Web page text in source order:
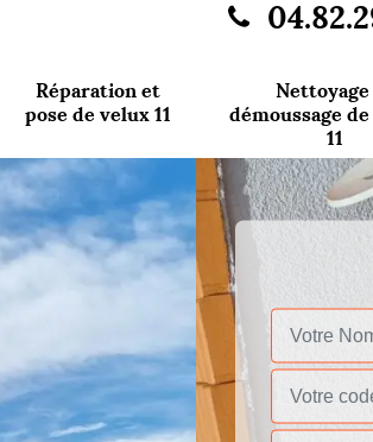
Réparation et
pose de velux 11
démoussage
11